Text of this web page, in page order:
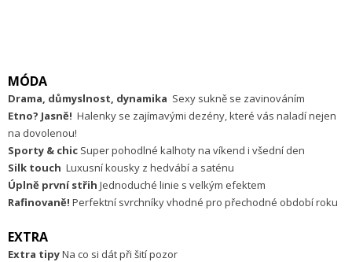
MÓDA
Drama, důmyslnost, dynamika Sexy sukně se zavinováním
Etno? Jasně! Halenky se zajímavými dezény, které vás naladí nejen
na dovolenou!
Sporty & chic Super pohodlné kalhoty na víkend i všední den
Silk touch Luxusní kousky z hedvábí a saténu
Úplně první střih Jednoduché linie s velkým efektem
Rafinovaně! Perfektní svrchníky vhodné pro přechodné období roku
EXTRA
Extra tipyNa co si dát při šití pozor